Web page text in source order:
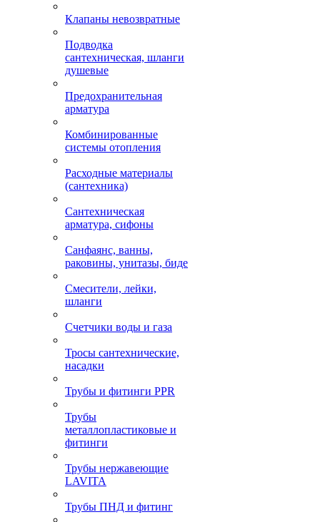
Клапаны невозвратные
Подводка
сантехническая, шланги
душевые
Предохранительная
арматура
Комбинированные
системы отопления
Расходные материалы
(сантехника)
Сантехническая
арматура, сифоны
Санфаянс, ванны,
раковины, унитазы, биде
Смесители, лейки,
шланги
Счетчики воды и газа
Тросы сантехнические,
насадки
Трубы и фитинги PPR
Трубы
металлопластиковые и
фитинги
Трубы нержавеющие
LAVITA
Трубы ПНД и фитинг